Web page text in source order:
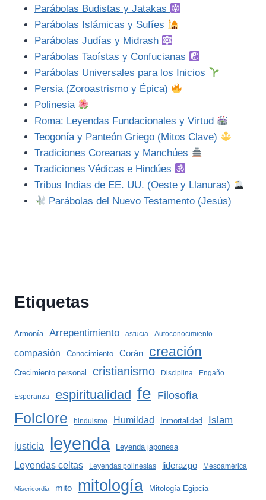
Parábolas Budistas y Jatakas
Parábolas Islámicas y Sufíes
Parábolas Judías y Midrash
Parábolas Taoístas y Confucianas
Parábolas Universales para los Inicios
Persia (Zoroastrismo y Épica)
Polinesia
Roma: Leyendas Fundacionales y Virtud
Teogonía y Panteón Griego (Mitos Clave)
Tradiciones Coreanas y Manchúes
Tradiciones Védicas e Hindúes
Tribus Indias de EE. UU. (Oeste y Llanuras)
Parábolas del Nuevo Testamento (Jesús)
Etiquetas
Armonía Arrepentimiento astucia Autoconocimiento
compasión Conocimiento Corán creación
Crecimiento personal cristianismo Disciplina Engaño
Esperanza espiritualidad fe Filosofía
Folclore hinduismo Humildad Inmortalidad Islam
justicia leyenda Leyenda japonesa
Leyendas celtas Leyendas polinesias liderazgo Mesoamérica
Misericordia mito mitología Mitología Egipcia